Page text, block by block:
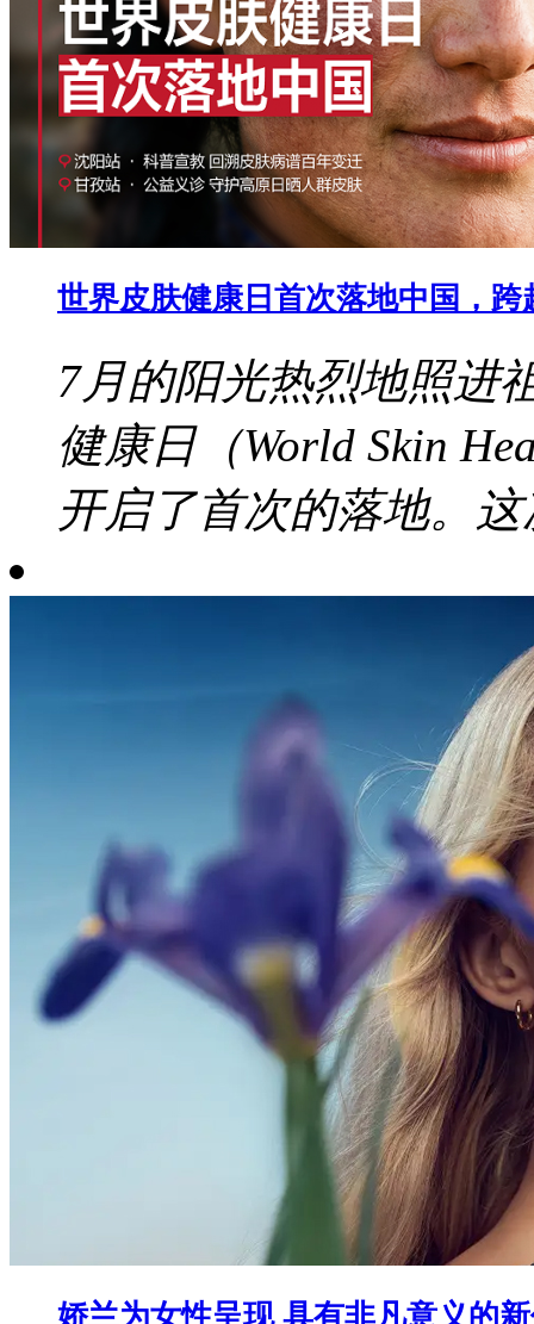
世界皮肤健康日首次落地中国，
7月的阳光热烈地照进
健康日（World Skin
开启了首次的落地。这
娇兰为女性呈现 具有非凡意义的